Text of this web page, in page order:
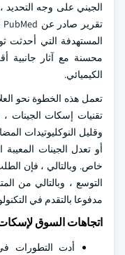
الجيني على وجه التحديد
المستهدفة التي أحدثت
محسنة مع آثار جانبية
الكيميائي.
تعمل هذه الخطوة نحو
أو تعدل الجينات
خاص. وبالتالي ، فإن
التوسع ، وبالتالي من
مدفوعا بالتقدم في
اتجاهات السوق
أدت التطورات